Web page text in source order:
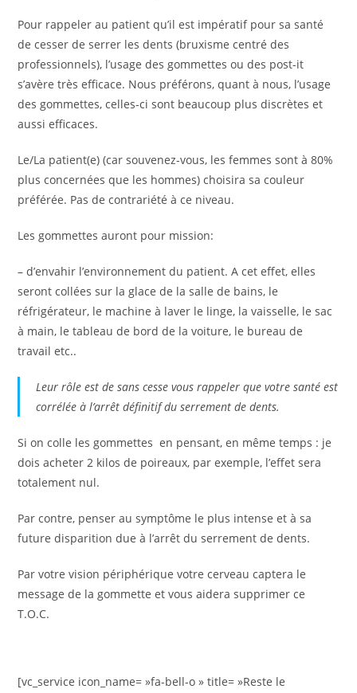
Pour rappeler au patient qu’il est impératif pour sa santé
de cesser de serrer les dents (bruxisme centré des
professionnels), l’usage des gommettes ou des post-it
s’avère très efficace. Nous préférons, quant à nous, l’usage
des gommettes, celles-ci sont beaucoup plus discrètes et
aussi efficaces.
Le/La patient(e) (car souvenez-vous, les femmes sont à 80%
plus concernées que les hommes) choisira sa couleur
préférée. Pas de contrariété à ce niveau.
Les gommettes auront pour mission:
– d’envahir l’environnement du patient. A cet effet, elles
seront collées sur la glace de la salle de bains, le
réfrigérateur, le machine à laver le linge, la vaisselle, le sac
à main, le tableau de bord de la voiture, le bureau de
travail etc..
Leur rôle est de sans cesse vous rappeler que votre santé est
corrélée à l’arrêt définitif du serrement de dents.
Si on colle les gommettes en pensant, en même temps : je
dois acheter 2 kilos de poireaux, par exemple, l’effet sera
totalement nul.
Par contre, penser au symptôme le plus intense et à sa
future disparition due à l’arrêt du serrement de dents.
Par votre vision périphérique votre cerveau captera le
message de la gommette et vous aidera supprimer ce
T.O.C.
[vc_service icon_name= »fa-bell-o » title= »Reste le